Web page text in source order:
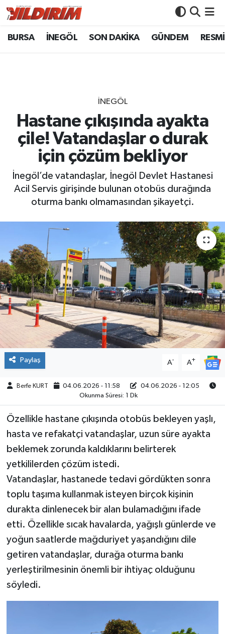
BURSA İNEGÖL SON DAKİKA GÜNDEM
İNEGÖL
Hastane çıkışında ayakta
çile! Vatandaşlar o durak
için çözüm bekliyor
İnegöl’de vatandaşlar, İnegöl Devlet Hastanesi
Acil Servis girişinde bulunan otobüs durağında
oturma bankı olmamasından şikayetçi.
Paylaş A- A+
Berfe KURT 04.06.2026 - 11:58
04.06.2026 - 12:05
Okunma Süresi: 1 Dk
Özellikle hastane çıkışında otobüs bekleyen yaşlı,
hasta ve refakatçi vatandaşlar, uzun süre ayakta
beklemek zorunda kaldıklarını belirterek
yetkililerden çözüm istedi.
Vatandaşlar, hastanede tedavi gördükten sonra
toplu taşıma kullanmak isteyen birçok kişinin
durakta dinlenecek bir alan bulamadığını ifade
etti. Özellikle sıcak havalarda, yağışlı günlerde ve
yoğun saatlerde mağduriyet yaşandığını dile
getiren vatandaşlar, durağa oturma bankı
yerleştirilmesinin önemli bir ihtiyaç olduğunu
söyledi.
BURSA
GÜNDEM
RESMİ İLANLAR
KÖŞE YAZILARI
SİYASET
SPOR
Bursa Nöbetçi Eczaneler
Bursa Trafik Yoğunluk Haritası
Süper Lig Puan Durumu ve Fikstür
Tüm Manşetler
Son Dakika Haberleri